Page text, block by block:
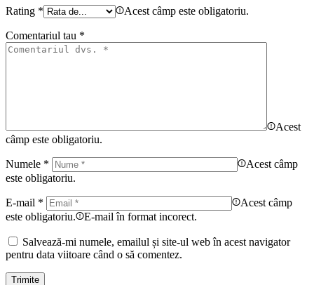
Rating * Acest câmp este obligatoriu.
Comentariul tau *
Acest
câmp este obligatoriu.
Numele *
Acest câmp
este obligatoriu.
E-mail *
Acest câmp
este obligatoriu.
E-mail în format incorect.
Salvează-mi numele, emailul și site-ul web în acest navigator
pentru data viitoare când o să comentez.